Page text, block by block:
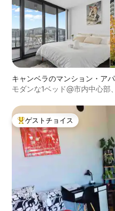
キャンベラのマンション・ア
モダンな1ベッド@市内中心部
大好評のゲストチョイスです。
ゲストチョイス